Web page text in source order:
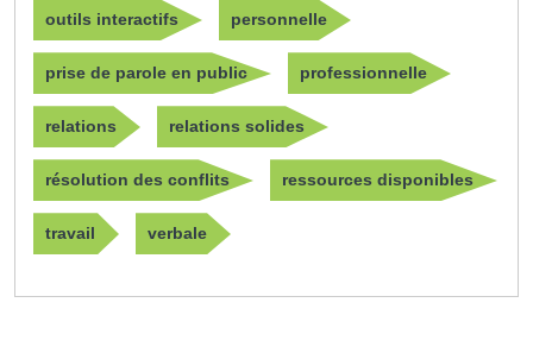
outils interactifs personnelle
prise de parole en public professionnelle
relations relations solides
résolution des conflits ressources disponibles
travail verbale